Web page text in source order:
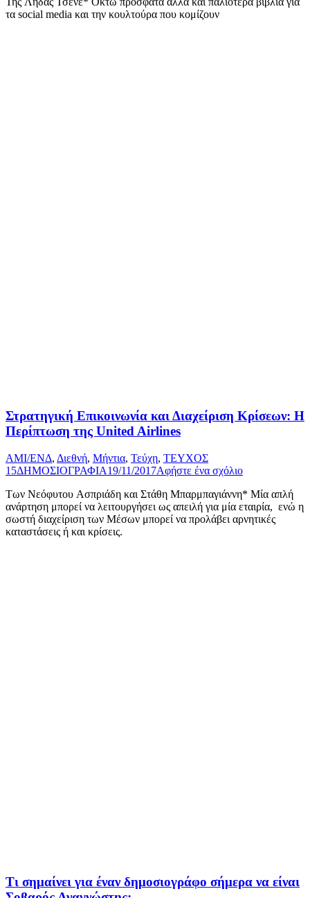
τα social media και την κουλτούρα που κομίζουν
Στρατηγική Επικοινωνία και Διαχείριση Κρίσεων: Η
Περίπτωση της United Airlines
AMI/ΕΝΔ, Διεθνή, Μήντια, Τεύχη, ΤΕΥΧΟΣ
15ΔΗΜΟΣΙΟΓΡΑΦΙΑ19/11/2017Αφήστε ένα σχόλιο
Των Νεόφυτου Ασπριάδη και Στάθη Μπαρμπαγιάννη* Μία απλή
ανάρτηση μπορεί να λειτουργήσει ως απειλή για μία εταιρία, ενώ η
σωστή διαχείριση των Μέσων μπορεί να προλάβει αρνητικές
καταστάσεις ή και κρίσεις.
Τι σημαίνει για έναν δημοσιογράφο σήμερα να είναι